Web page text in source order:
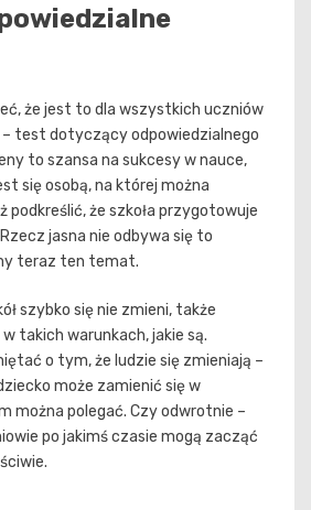
że jest to dla wszystkich uczniów
test dotyczący odpowiedzialnego
to szansa na sukcesy w nauce,
się osobą, na której można
podkreślić, że szkoła przygotowuje
jasna nie odbywa się to
teraz ten temat.
szybko się nie zmieni, także
takich warunkach, jakie są.
o tym, że ludzie się zmieniają –
może zamienić się w
można polegać. Czy odwrotnie –
po jakimś czasie mogą zacząć